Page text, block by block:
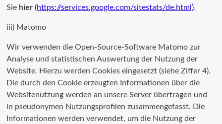
Sie hier (https://services.google.com/sitestats/de.html).
iii) Matomo
Wir verwenden die Open-Source-Software Matomo zur
Analyse und statistischen Auswertung der Nutzung der
Website. Hierzu werden Cookies eingesetzt (siehe Ziffer 4).
Die durch den Cookie erzeugten Informationen über die
Websitenutzung werden an unsere Server übertragen und
in pseudonymen Nutzungsprofilen zusammengefasst. Die
Informationen werden verwendet, um die Nutzung der